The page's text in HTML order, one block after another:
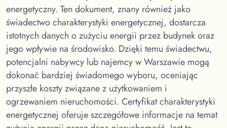
energetyczny. Ten dokument, znany również jako
świadectwo charakterystyki energetycznej, dostarcza
istotnych danych o zużyciu energii przez budynek oraz
jego wpływie na środowisko. Dzięki temu świadectwu,
potencjalni nabywcy lub najemcy w Warszawie mogą
dokonać bardziej świadomego wyboru, oceniając
przyszłe koszty związane z użytkowaniem i
ogrzewaniem nieruchomości. Certyfikat charakterystyki
energetycznej oferuje szczegółowe informacje na temat